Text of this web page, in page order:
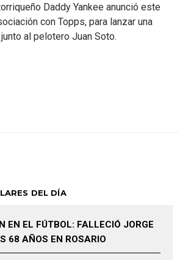
Daddy Yankee anunció este
con Topps, para lanzar una
al pelotero Juan Soto.
DEL DÍA
EN EL FÚTBOL: FALLECIÓ JORGE
68 AÑOS EN ROSARIO